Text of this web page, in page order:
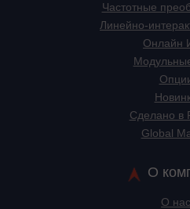
Частотные
Линейно-
Онлайн
Сделано в
Global
О
О нас